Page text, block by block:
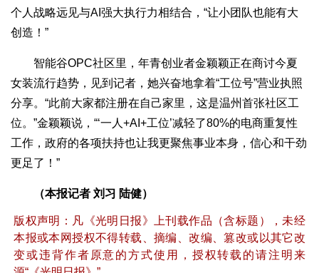
个人战略远见与AI强大执行力相结合，“让小团队也能有大
创造！”
智能谷OPC社区里，年青创业者金颖颖正在商讨今夏
女装流行趋势，见到记者，她兴奋地拿着“工位号”营业执照
分享。“此前大家都注册在自己家里，这是温州首张社区工
位。”金颖颖说，“‘一人+AI+工位’减轻了80%的电商重复性
工作，政府的各项扶持也让我更聚焦事业本身，信心和干劲
更足了！”
（本报记者 刘习 陆健）
版权声明：凡《光明日报》上刊载作品（含标题），未经
本报或本网授权不得转载、摘编、改编、篡改或以其它改
变或违背作者原意的方式使用，授权转载的请注明来